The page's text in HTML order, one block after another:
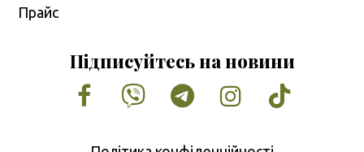
Прайс
Підписуйтесь на новини
Facebook
VimeoTumblrInstagram
Tiktok